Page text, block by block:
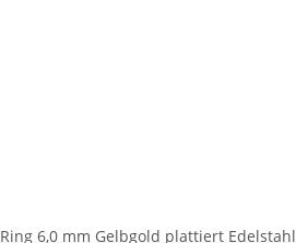
Ring 6,0 mm Gelbgold plattiert Edelstahl